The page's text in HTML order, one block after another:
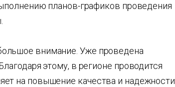
планов-графиков проведения
внимание. Уже проведена
этому, в регионе проводится
на повышение качества и надежности